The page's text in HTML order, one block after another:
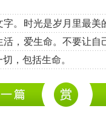
时光是岁月里最美
，爱生命。不要让
，包括生命。